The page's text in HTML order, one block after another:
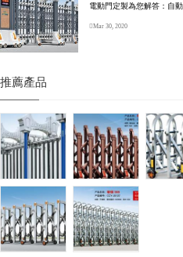
電動門定製為您解答：自
Mar 30, 2020
推薦產品